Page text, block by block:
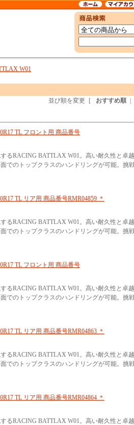
W01
並び順を変更
[ おすすめ順
TL フロント用 商品番号
るRACING BATTLAX W01。高い耐久性と卓
でのトップクラスのハンドリングが可能。挑
TL リア用 商品番号RMR04859 ＊
るRACING BATTLAX W01。高い耐久性と卓
でのトップクラスのハンドリングが可能。挑
TL フロント用 商品番号
るRACING BATTLAX W01。高い耐久性と卓
でのトップクラスのハンドリングが可能。挑
TL リア用 商品番号RMR04863 ＊
るRACING BATTLAX W01。高い耐久性と卓
でのトップクラスのハンドリングが可能。挑
TL リア用 商品番号RMR04864 ＊
るRACING BATTLAX W01。高い耐久性と卓